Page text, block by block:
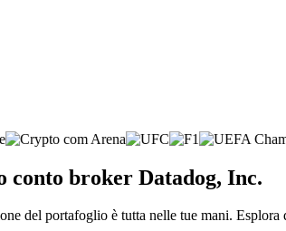
conto broker Datadog, Inc.
del portafoglio è tutta nelle tue mani. Esplora